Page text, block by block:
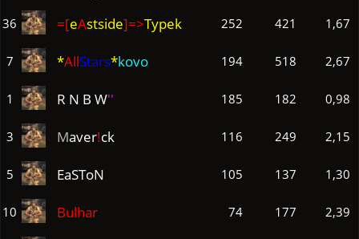
36 =[eAstside]=>Typek 252 421 1,67
7 *AllStars*kovo 194 518 2,67
1 R N B W'' 185 182 0,98
3 Maver!ck 116 249 2,15
5 EaSToN 105 137 1,30
10 Bulhar 74 177 2,39